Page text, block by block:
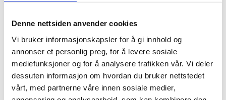
Denne nettsiden anvender cookies
Vi bruker informasjonskapsler for å gi innhold og
annonser et personlig preg, for å levere sosiale
mediefunksjoner og for å analysere trafikken vår. Vi deler
dessuten informasjon om hvordan du bruker nettstedet
vårt, med partnerne våre innen sosiale medier,
Dersom kunden ønsker det, sjekker vi at glidelåser, knapper og
annet er i orden. Dersom det trengs, reparerer vi tøyet før vi
vasker eller renser.
Gjennom våre leverandører kan vi også tilby alle typer
arbeidstøy til kunder. Tøyet har god kvalitet og er gunstig priset.
Ofte er dette en naturlig del av prosessen mellom oss og våre